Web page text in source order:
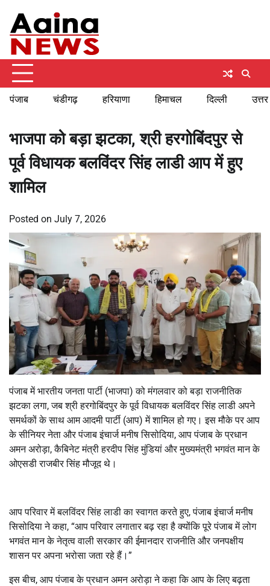
content
पंजाब चंडीगढ़ हरियाणा हिमाचल दिल्ली
भाजपा को बड़ा झटका, श्री हरगोबिंदपुर से
पूर्व विधायक बलविंदर सिंह लाडी आप में हुए
शामिल
Posted on July 7, 2026
पंजाब में भारतीय जनता पार्टी (भाजपा) को मंगलवार को बड़ा राजनीतिक
झटका लगा, जब श्री हरगोबिंदपुर के पूर्व विधायक बलविंदर सिंह लाडी अपने
समर्थकों के साथ आम आदमी पार्टी (आप) में शामिल हो गए। इस मौके पर आप
के सीनियर नेता और पंजाब इंचार्ज मनीष सिसोदिया, आप पंजाब के प्रधान
अमन अरोड़ा, कैबिनेट मंत्री हरदीप सिंह मुंडियां और मुख्यमंत्री भगवंत मान के
ओएसडी राजबीर सिंह मौजूद थे।
आप परिवार में बलविंदर सिंह लाडी का स्वागत करते हुए, पंजाब इंचार्ज मनीष
सिसोदिया ने कहा, “आप परिवार लगातार बढ़ रहा है क्योंकि पूरे पंजाब में लोग
भगवंत मान के नेतृत्व वाली सरकार की ईमानदार राजनीति और जनपक्षीय
शासन पर अपना भरोसा जता रहे हैं।”
इस बीच, आप पंजाब के प्रधान अमन अरोड़ा ने कहा कि आप के लिए बढ़ता